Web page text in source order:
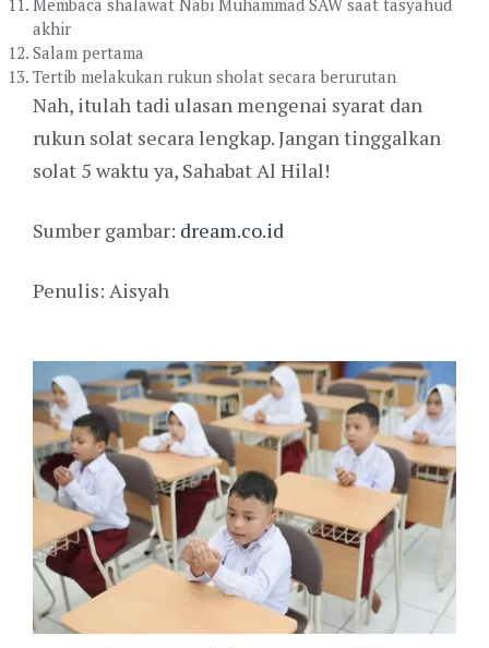
Membaca shalawat Nabi Muhammad SAW saat tasyahud
akhir
Salam pertama
Tertib melakukan rukun sholat secara berurutan
Nah, itulah tadi ulasan mengenai syarat dan
rukun solat secara lengkap. Jangan tinggalkan
solat 5 waktu ya, Sahabat Al Hilal!
Sumber gambar: dream.co.id
Penulis: Aisyah